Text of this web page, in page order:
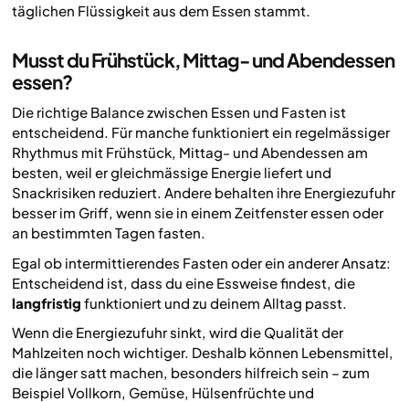
täglichen Flüssigkeit aus dem Essen stammt.
Musst du Frühstück, Mittag- und Abendessen
essen?
Die richtige Balance zwischen Essen und Fasten ist
entscheidend. Für manche funktioniert ein regelmässiger
Rhythmus mit Frühstück, Mittag- und Abendessen am
besten, weil er gleichmässige Energie liefert und
Snackrisiken reduziert. Andere behalten ihre Energiezufuhr
besser im Griff, wenn sie in einem Zeitfenster essen oder
an bestimmten Tagen fasten.
Egal ob intermittierendes Fasten oder ein anderer Ansatz:
Entscheidend ist, dass du eine Essweise findest, die
langfristig funktioniert und zu deinem Alltag passt.
Wenn die Energiezufuhr sinkt, wird die Qualität der
Mahlzeiten noch wichtiger. Deshalb können Lebensmittel,
die länger satt machen, besonders hilfreich sein – zum
Beispiel Vollkorn, Gemüse, Hülsenfrüchte und